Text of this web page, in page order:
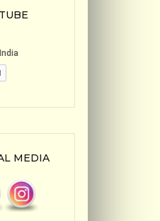
MEDIA